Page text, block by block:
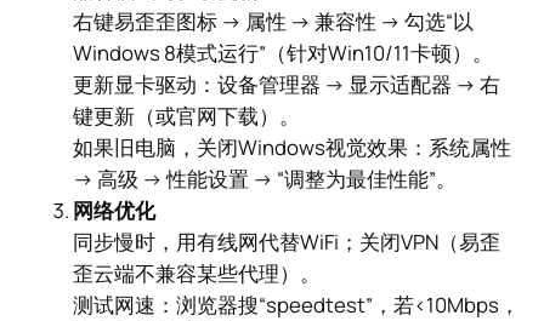
右键易歪歪图标 → 属性 → 兼容性 → 勾选“以
Windows 8模式运行”（针对Win10/11卡顿）。
更新显卡驱动：设备管理器 → 显示适配器 → 右
键更新（或官网下载）。
如果旧电脑，关闭Windows视觉效果：系统属性
→ 高级 → 性能设置 → “调整为最佳性能”。
网络优化
同步慢时，用有线网代替WiFi；关闭VPN（易歪
歪云端不兼容某些代理）。
测试网速：浏览器搜“speedtest”，若<10Mbps，